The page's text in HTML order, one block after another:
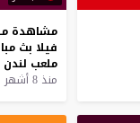
مشاهدة
فيلا بث
ملعب لندن
منذ 8 أشهر